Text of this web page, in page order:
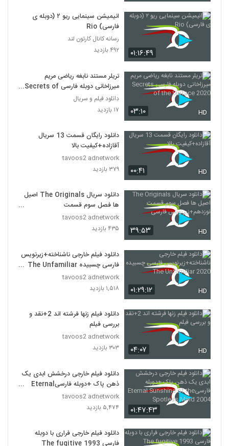
۰۱:۱۶:۴۹
انیمیشن‌ سینمایی ریو ۲ (دوبله ی
فارسی) Rio
رسانه کانال کارتون لند
۴۹۲ بازدید
۰۳:۱۰ HD
تریلر مستند نابغه ریاضی مریم
میرزاخانی دوبله فارسی Secrets of
the Surface 2020
دانلود فیلم و سریال
۱۷ بازدید
۰۰:۴۱ HD
دانلود رایگان قسمت 13 سریال
آقازاده+کیفیت بالا
tavoos2 adnetwork
۳۷۹ بازدید
۳۹:۵۳ HD
دانلود سریال The Originals اصیل
ها فصل سوم قسمت
نوزدهم+زیرنویس فارسی
tavoos2 adnetwork
۴۳۵ بازدید
۰۱:۲۹:۱۲ HD
دانلود فیلم خارجی ناشناخته+زیرنویس
فارسی چسبیده The Unfamiliar
2020
tavoos2 adnetwork
۱,۵۱۸ بازدید
۰۴:۰۷ HD
دانلود فیلم زنها فرشته اند 2+نقد و
بررسی فیلم
tavoos2 adnetwork
۳۰۳ بازدید
۰۱:۴۷:۴۳
دانلود فیلم خارجی درخشش ابدی یک
ذهن پاک +دوبله فارسیEternal
Sunshine of the Spotless
Mind 2004
tavoos2 adnetwork
۵,۴۷۴ بازدید
دانلود فیلم خارجی فراری با دوبله
فارسی The fugitive 1993